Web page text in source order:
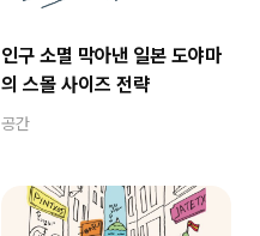
인구 소멸 막아낸 일본 도야마
의 스몰 사이즈 전략
공간